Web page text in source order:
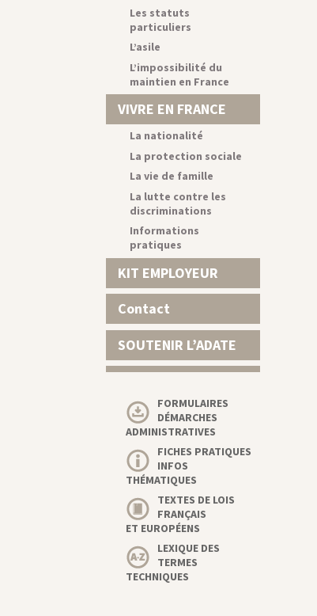
Les statuts
particuliers
L’asile
L’impossibilité du
maintien en France
VIVRE EN FRANCE
La nationalité
La protection sociale
La vie de famille
La lutte contre les
discriminations
Informations
pratiques
KIT EMPLOYEUR
Contact
SOUTENIR L’ADATE
FORMULAIRES
DÉMARCHES
ADMINISTRATIVES
FICHES PRATIQUES
INFOS
THÉMATIQUES
TEXTES DE LOIS
FRANÇAIS
ET EUROPÉENS
LEXIQUE DES
TERMES
TECHNIQUES